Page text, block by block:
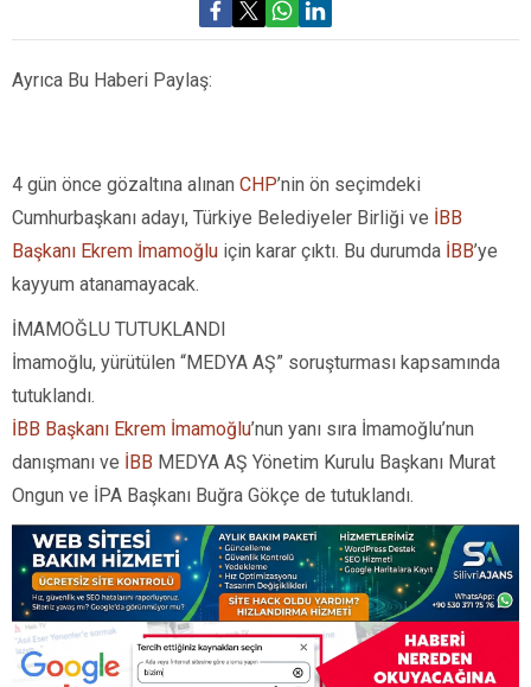
Ayrıca Bu Haberi Paylaş:
4 gün önce gözaltına alınan CHP’nin ön seçimdeki
Cumhurbaşkanı adayı, Türkiye Belediyeler Birliği ve İBB
Başkanı Ekrem İmamoğlu için karar çıktı. Bu durumda İBB’ye
kayyum atanamayacak.
İMAMOĞLU TUTUKLANDI
İmamoğlu, yürütülen “MEDYA AŞ” soruşturması kapsamında
tutuklandı.
İBB Başkanı Ekrem İmamoğlu’nun yanı sıra İmamoğlu’nun
danışmanı ve İBB MEDYA AŞ Yönetim Kurulu Başkanı Murat
Ongun ve İPA Başkanı Buğra Gökçe de tutuklandı.